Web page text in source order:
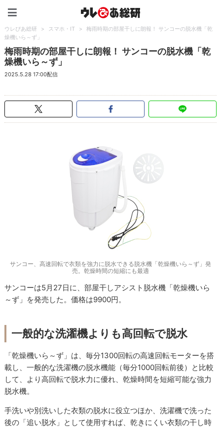
ウレぴあ総研 > スマホ・IT >
梅雨時期の部屋干しに朗報！ サンコーの脱水機「乾
燥機いら～ず」
梅雨時期の部屋干しに朗報！ サンコーの脱水機「乾
燥機いら～ず」
2025.5.28 17:00配信
サンコー、高速回転で衣類を強力に脱水できる脱水機「乾燥機いら～ず」発
売。乾燥時間の短縮にも最適
サンコーは5月27日に、部屋干しアシスト脱水機「乾燥機いら
～ず」を発売した。価格は9900円。
一般的な洗濯機よりも高回転で脱水
「乾燥機いら～ず」は、毎分1300回転の高速回転モーターを搭
載し、一般的な洗濯機の脱水機能（毎分1000回転前後）と比較
して、より高回転で脱水力に優れ、乾燥時間を短縮可能な強力
脱水機。
手洗いや別洗いした衣類の脱水に役立つほか、洗濯機で洗った
後の「追い脱水」として使用すれば、乾きにくい衣類の干し時